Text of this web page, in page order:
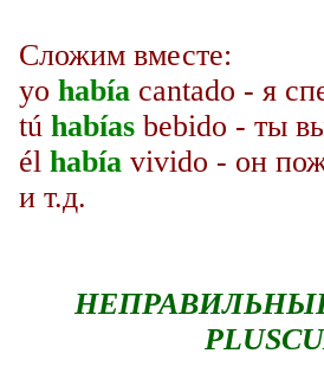
Сложим вместе:
yo había cantado - я
tú habías bebido - ты
él había vivido - он
и т.д.
НЕПРАВИЛЬНЫЕ